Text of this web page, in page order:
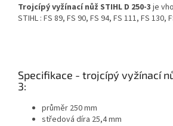
Trojcípý vyžínací nůž STIHL D 250-3 je
STIHL : FS 89, FS 90, FS 94, FS 111, FS 130,
Specifikace - trojcípý vyžínací
3:
průměr 250 mm
středová díra 25,4 mm